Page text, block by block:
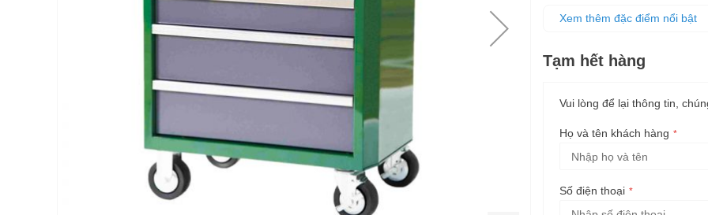
Khả năng chịu tải lên đến 200
Xem thêm đặc điểm nổi bật
Tạm hết hàng
Vui lòng để lại thông tin,
Họ và tên khách hàng
Số điện thoại